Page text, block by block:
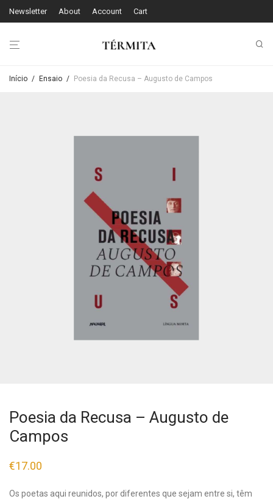
Newsletter About Account Cart
Início / Ensaio / Poesia da Recusa – Augusto de Campos
Poesia da Recusa – Augusto de
Campos
€17.00
Os poetas aqui reunidos, por diferentes que sejam entre si, têm